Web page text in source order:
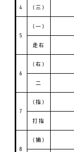
4 (三)
5
(一)
走右
6
(右)
二
7
(指)
打指
8
(捕)